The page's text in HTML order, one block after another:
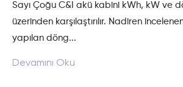
Sayı Çoğu C&I akü kabini kWh, kW ve
üzerinden karşılaştırılır. Nadiren
yapılan döng...
Devamını Oku